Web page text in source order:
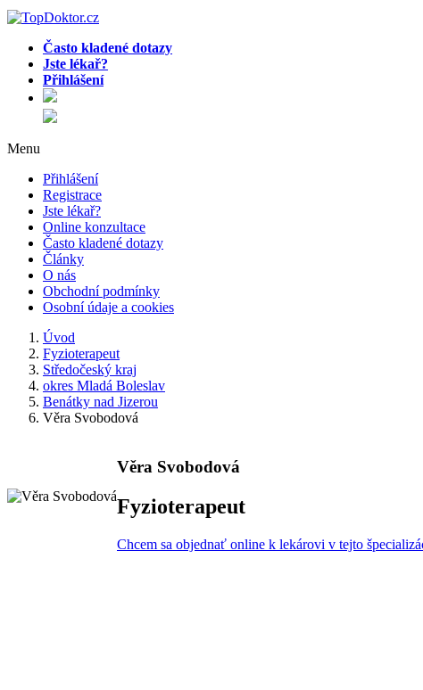
Často kladené dotazy
Jste lékař?
Přihlášení
Menu
Přihlášení
Registrace
Jste lékař?
Online konzultace
Často kladené dotazy
Články
O nás
Obchodní podmínky
Osobní údaje a cookies
Úvod
Fyzioterapeut
Středočeský kraj
okres Mladá Boleslav
Benátky nad Jizerou
Věra Svobodová
Věra Svobodová
Fyzioterapeut
Chcem sa objednať online k lekárovi v tejto